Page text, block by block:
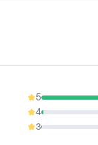
5
97.97%
4
1.69%
3
0.34%